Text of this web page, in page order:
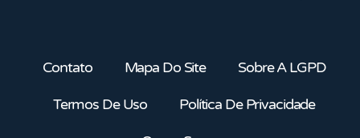
Contato Mapa Do Site Sobre A LGPD
Termos De Uso Política De Privacidade